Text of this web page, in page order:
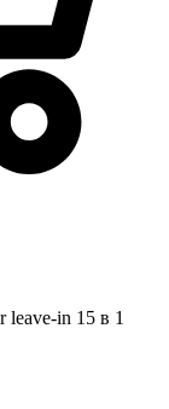
in 15 в 1